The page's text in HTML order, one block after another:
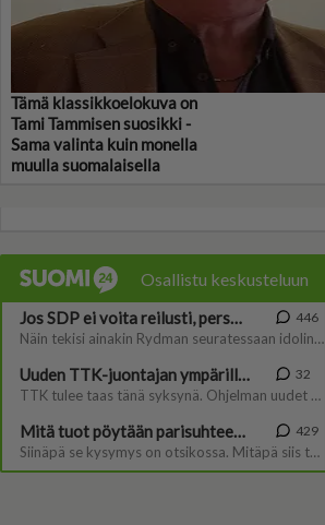
Tämä klassikkoelokuva on
Tami Tammisen suosikki -
Sama valinta kuin monella
muulla suomalaisella